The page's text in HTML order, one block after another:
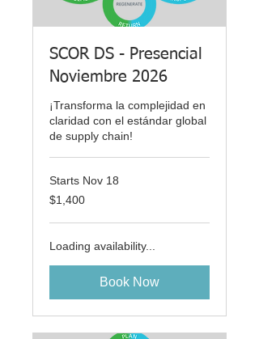
SCOR DS - Presencial
Noviembre 2026
¡Transforma la complejidad en
claridad con el estándar global
de supply chain!
Starts Nov 18
1,400
US
$1,400
Loading availability...
Book Now